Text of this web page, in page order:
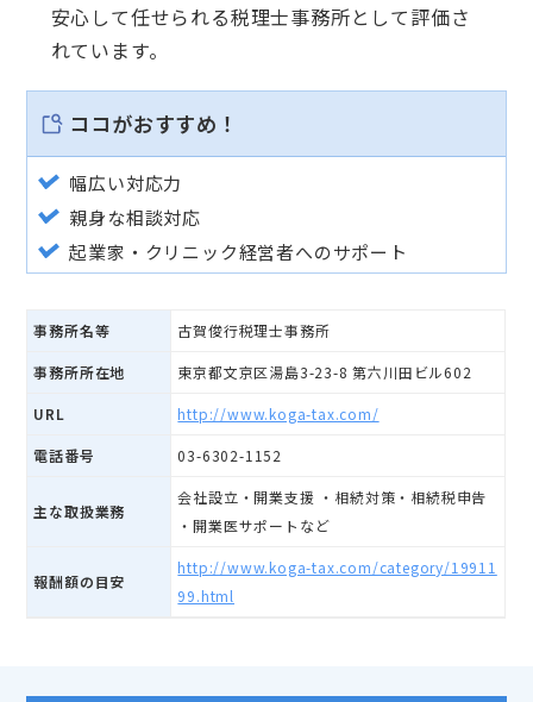
安心して任せられる税理士事務所として評価さ
れています。
ココがおすすめ！
幅広い対応力
親身な相談対応
起業家・クリニック経営者へのサポート
事務所名等 古賀俊行税理士事務所
事務所所在地 東京都文京区湯島3-23-8 第六川田ビル602
URL http://www.koga-tax.com/
電話番号 03-6302-1152
主な取扱業務
会社設立・開業支援 ・相続対策・相続税申告
・開業医サポートなど
報酬額の目安
http://www.koga-tax.com/category/19911
99.html